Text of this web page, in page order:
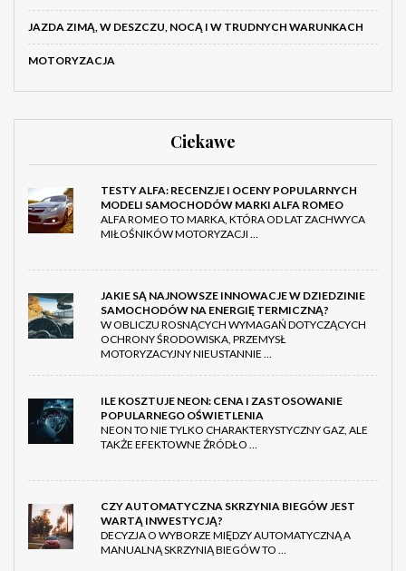
JAZDA ZIMĄ, W DESZCZU, NOCĄ I W TRUDNYCH WARUNKACH
MOTORYZACJA
Ciekawe
TESTY ALFA: RECENZJE I OCENY POPULARNYCH
MODELI SAMOCHODÓW MARKI ALFA ROMEO
ALFA ROMEO TO MARKA, KTÓRA OD LAT ZACHWYCA
MIŁOŚNIKÓW MOTORYZACJI …
JAKIE SĄ NAJNOWSZE INNOWACJE W DZIEDZINIE
SAMOCHODÓW NA ENERGIĘ TERMICZNĄ?
W OBLICZU ROSNĄCYCH WYMAGAŃ DOTYCZĄCYCH
OCHRONY ŚRODOWISKA, PRZEMYSŁ
MOTORYZACYJNY NIEUSTANNIE …
ILE KOSZTUJE NEON: CENA I ZASTOSOWANIE
POPULARNEGO OŚWIETLENIA
NEON TO NIE TYLKO CHARAKTERYSTYCZNY GAZ, ALE
TAKŻE EFEKTOWNE ŹRÓDŁO …
CZY AUTOMATYCZNA SKRZYNIA BIEGÓW JEST
WARTĄ INWESTYCJĄ?
DECYZJA O WYBORZE MIĘDZY AUTOMATYCZNĄ A
MANUALNĄ SKRZYNIĄ BIEGÓW TO …